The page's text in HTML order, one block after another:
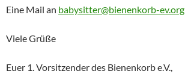
Eine Mail an babysitter@bienenkorb-ev.org
Viele Grüße
Euer 1. Vorsitzender des Bienenkorb e.V.,